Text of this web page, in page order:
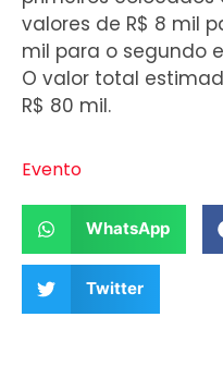
valores de R$ 8 mil
mil para o segundo
O valor total
R$ 80 mil.
Evento
WhatsApp
Twitter